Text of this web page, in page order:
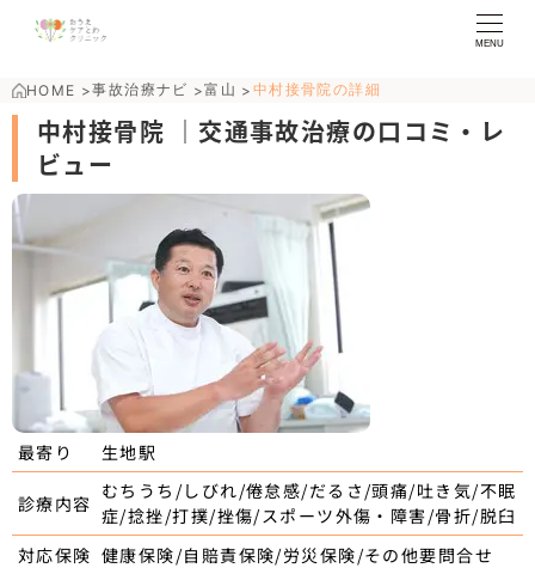
MENU
HOME >事故治療ナビ >富山 > 中村接骨院の詳細
中村接骨院 ｜交通事故治療の口コミ・レ
ビュー
最寄り 生地駅
診療内容
むちうち/しびれ/倦怠感/だるさ/頭痛/吐き気/不眠
症/捻挫/打撲/挫傷/スポーツ外傷・障害/骨折/脱臼
対応保険 健康保険/自賠責保険/労災保険/その他要問合せ